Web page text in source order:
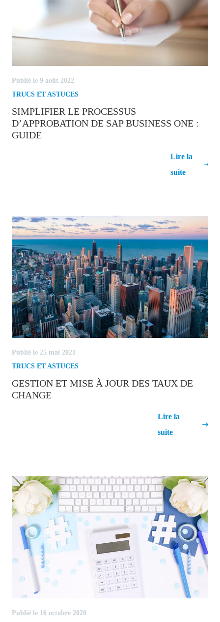
Publié le 9 août 2022
TRUCS ET ASTUCES
SIMPLIFIER LE PROCESSUS
D’APPROBATION DE SAP BUSINESS ONE :
GUIDE
Lire la
suite
Publié le 25 mai 2021
TRUCS ET ASTUCES
GESTION ET MISE À JOUR DES TAUX DE
CHANGE
Lire la
suite
Publié le 16 octobre 2020